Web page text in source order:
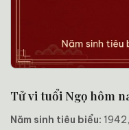
Tử vi tuổi Ngọ hôm
Năm sinh tiêu biểu: